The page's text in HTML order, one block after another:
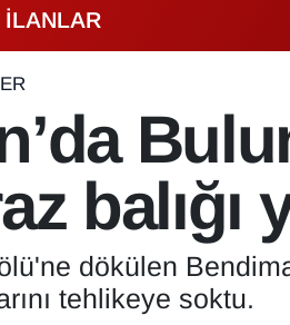
İLANLAR
balığı
dökülen
tehlikeye soktu.
Haritası
ve Fikstür